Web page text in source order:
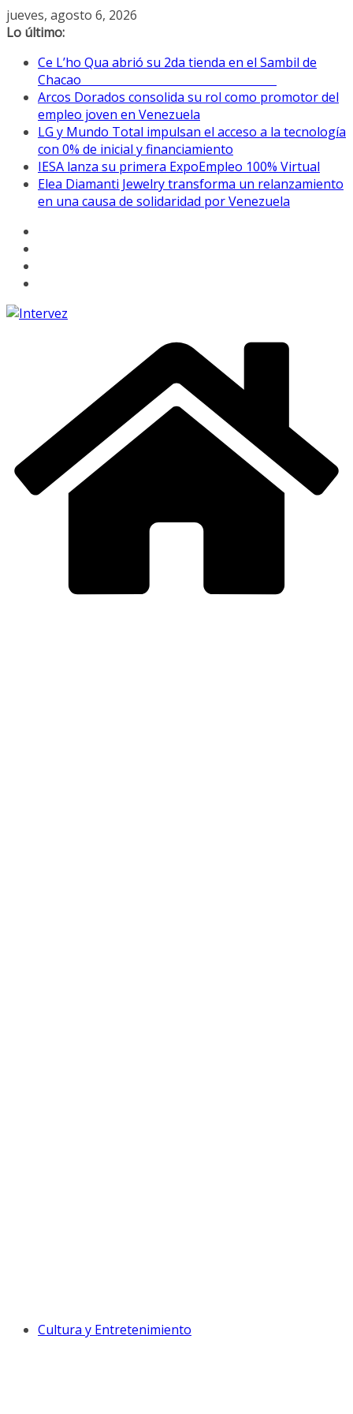
Saltar
al
jueves, agosto 6, 2026
Lo último:
Ce L’ho Qua abrió su 2da tienda en el Sambil de
Chacao
Arcos Dorados consolida su rol como promotor del
empleo joven en Venezuela
LG y Mundo Total impulsan el acceso a la tecnología
con 0% de inicial y financiamiento
IESA lanza su primera ExpoEmpleo 100% Virtual
Elea Diamanti Jewelry transforma un relanzamiento
en una causa de solidaridad por Venezuela
Cultura y Entretenimiento